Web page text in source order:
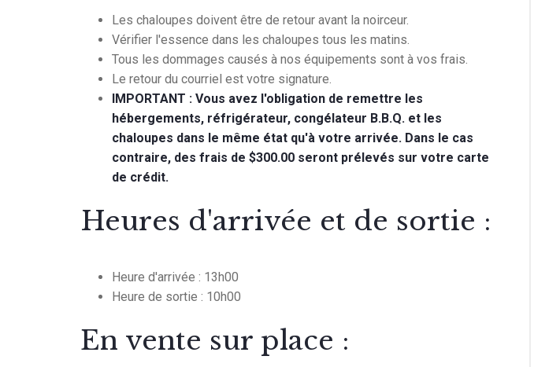
Les chaloupes doivent être de retour avant la noirceur.
Vérifier l'essence dans les chaloupes tous les matins.
Tous les dommages causés à nos équipements sont à vos frais.
Le retour du courriel est votre signature.
IMPORTANT : Vous avez l'obligation de remettre les
hébergements, réfrigérateur, congélateur B.B.Q. et les
chaloupes dans le même état qu'à votre arrivée. Dans le cas
contraire, des frais de $300.00 seront prélevés sur votre carte
de crédit.
Heures d'arrivée et de sortie :
Heure d'arrivée : 13h00
Heure de sortie : 10h00
En vente sur place :